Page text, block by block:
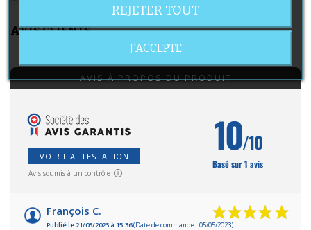
AVIS CLIENTS
AVIS À PROPOS DU PRODUIT
VOIR L'ATTESTATION
Avis soumis à un contrôle
10/10
Basé sur 1 avis
François C.
Publié le 21/05/2023 à 15:36(Date de commande : 05/05/2023)
REJETER TOUT
J'ACCEPTE